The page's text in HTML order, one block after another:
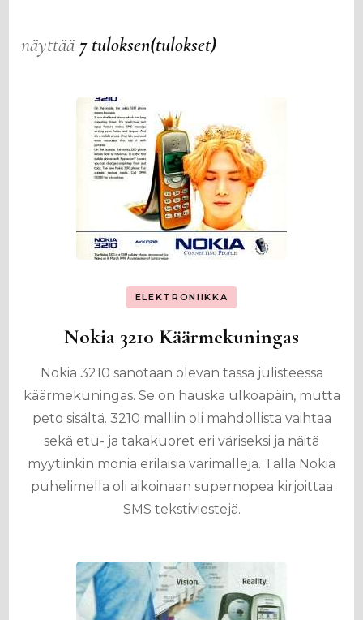
näyttää 7 tuloksen(tulokset)
ELEKTRONIIKKA
Nokia 3210 Käärmekuningas
Nokia 3210 sanotaan olevan tässä julisteessa
käärmekuningas. Se on hauska ulkoapäin, mutta
peto sisältä. 3210 malliin oli mahdollista vaihtaa
sekä etu- ja takakuoret eri väriseksi ja näitä
myytiinkin monia erilaisia värimalleja. Tällä Nokia
puhelimella oli aikoinaan supernopea kirjoittaa
SMS tekstiviestejä.